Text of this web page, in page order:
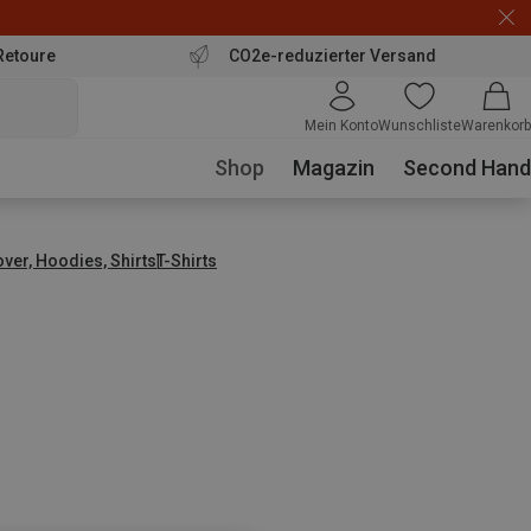
CO2e-reduzierter Versand
Mein KontoWunschlisteWarenkorb
Shop Magazin Second Hand
Hoodies, ShirtsT-Shirts